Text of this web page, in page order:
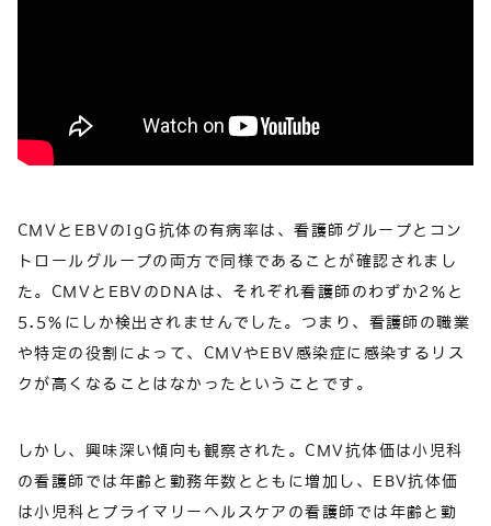
CMVとEBVのIgG抗体の有病率は、看護師グループとコン
トロールグループの両方で同様であることが確認されまし
た。CMVとEBVのDNAは、それぞれ看護師のわずか2％と
5.5％にしか検出されませんでした。つまり、看護師の職業
や特定の役割によって、CMVやEBV感染症に感染するリス
クが高くなることはなかったということです。
しかし、興味深い傾向も観察された。CMV抗体価は小児科
の看護師では年齢と勤務年数とともに増加し、EBV抗体価
は小児科とプライマリーヘルスケアの看護師では年齢と勤